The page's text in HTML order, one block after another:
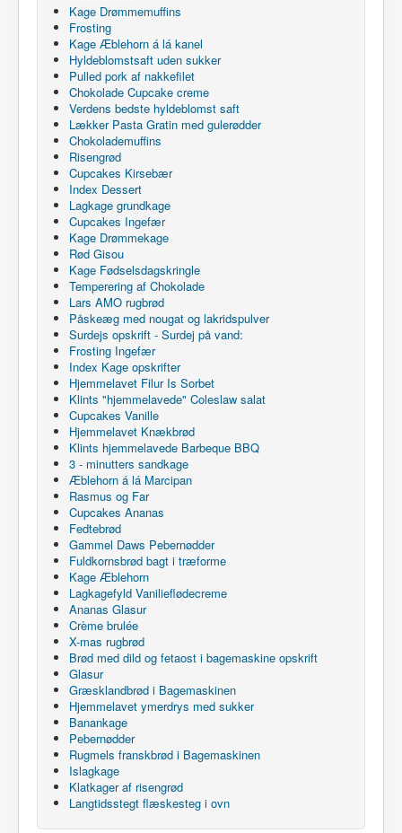
Kage Drømmemuffins
Frosting
Kage Æblehorn á lá kanel
Hyldeblomstsaft uden sukker
Pulled pork af nakkefilet
Chokolade Cupcake creme
Verdens bedste hyldeblomst saft
Lækker Pasta Gratin med gulerødder
Chokolademuffins
Risengrød
Cupcakes Kirsebær
Index Dessert
Lagkage grundkage
Cupcakes Ingefær
Kage Drømmekage
Rød Gisou
Kage Fødselsdagskringle
Temperering af Chokolade
Lars AMO rugbrød
Påskeæg med nougat og lakridspulver
Surdejs opskrift - Surdej på vand:
Frosting Ingefær
Index Kage opskrifter
Hjemmelavet Filur Is Sorbet
Klints "hjemmelavede" Coleslaw salat
Cupcakes Vanille
Hjemmelavet Knækbrød
Klints hjemmelavede Barbeque BBQ
3 - minutters sandkage
Æblehorn á lá Marcipan
Rasmus og Far
Cupcakes Ananas
Fedtebrød
Gammel Daws Pebernødder
Fuldkornsbrød bagt i træforme
Kage Æblehorn
Lagkagefyld Vanilieflødecreme
Ananas Glasur
Crème brulée
X-mas rugbrød
Brød med dild og fetaost i bagemaskine opskrift
Glasur
Græsklandbrød i Bagemaskinen
Hjemmelavet ymerdrys med sukker
Banankage
Pebernødder
Rugmels franskbrød i Bagemaskinen
Islagkage
Klatkager af risengrød
Langtidsstegt flæskesteg i ovn